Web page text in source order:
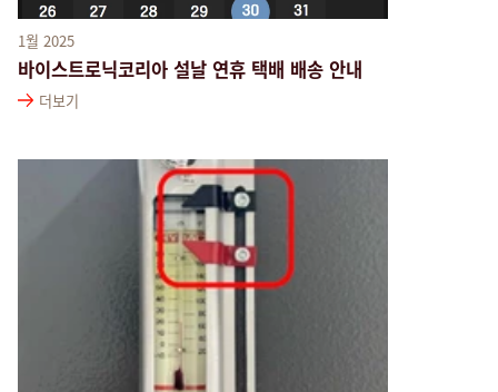
1월 2025
바이스트로닉코리아 설날 연휴 택배 배송 안내
더보기